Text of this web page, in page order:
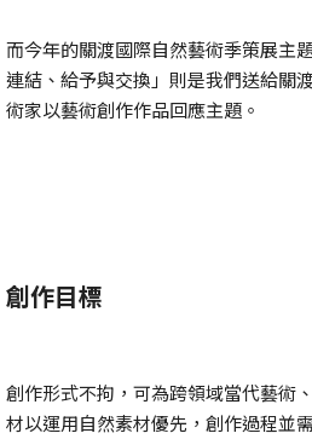
而今年的關渡國際自然藝術季策展主
連結、給予與交換」則是我們送給關
術家以藝術創作作品回應主題。
創作目標
創作形式不拘，可為跨領域當代藝術
材以運用自然素材優先，創作過程並